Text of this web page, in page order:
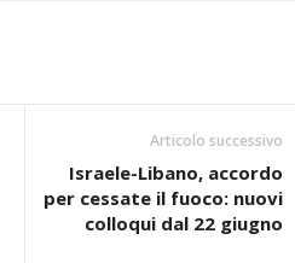
Articolo successivo
Israele-Libano, accordo
per cessate il fuoco: nuovi
colloqui dal 22 giugno